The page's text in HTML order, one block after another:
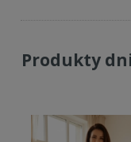
Produkty